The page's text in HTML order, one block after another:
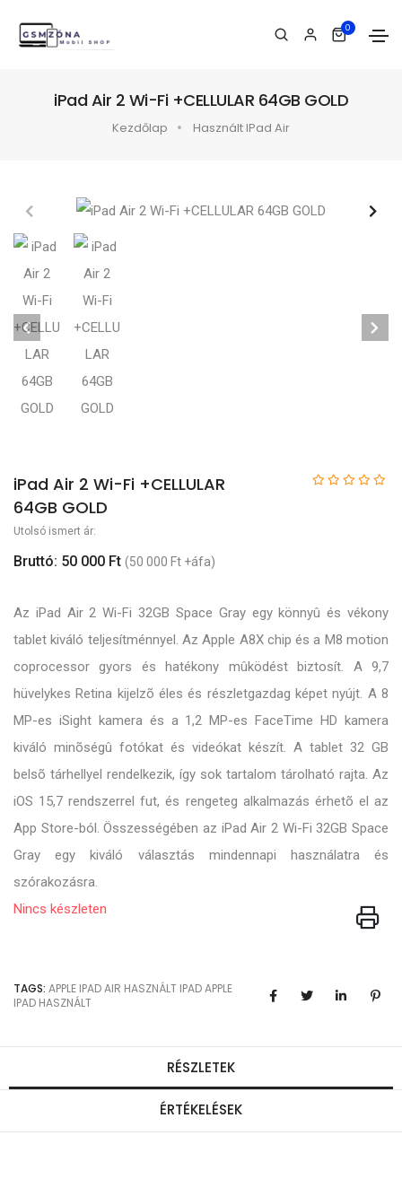
0
iPad Air 2 Wi-Fi +CELLULAR 64GB GOLD
Kezdőlap Használt IPad Air
iPad Air 2 Wi-Fi +CELLULAR
64GB GOLD
Utolsó ismert ár:
Bruttó: 50 000 Ft (50 000 Ft +áfa)
Az iPad Air 2 Wi-Fi 32GB Space Gray egy könnyû és vékony
tablet kiváló teljesítménnyel. Az Apple A8X chip és a M8 motion
coprocessor gyors és hatékony mûködést biztosít. A 9,7
hüvelykes Retina kijelzõ éles és részletgazdag képet nyújt. A 8
MP-es iSight kamera és a 1,2 MP-es FaceTime HD kamera
kiváló minõségû fotókat és videókat készít. A tablet 32 GB
belsõ tárhellyel rendelkezik, így sok tartalom tárolható rajta. Az
iOS 15,7 rendszerrel fut, és rengeteg alkalmazás érhetõ el az
App Store-ból. Összességében az iPad Air 2 Wi-Fi 32GB Space
Gray egy kiváló választás mindennapi használatra és
szórakozásra.
Nincs készleten
TAGS: APPLE IPADAIR HASZNÁLT IPADAPPLE
IPAD HASZNÁLT
RÉSZLETEK
ÉRTÉKELÉSEK